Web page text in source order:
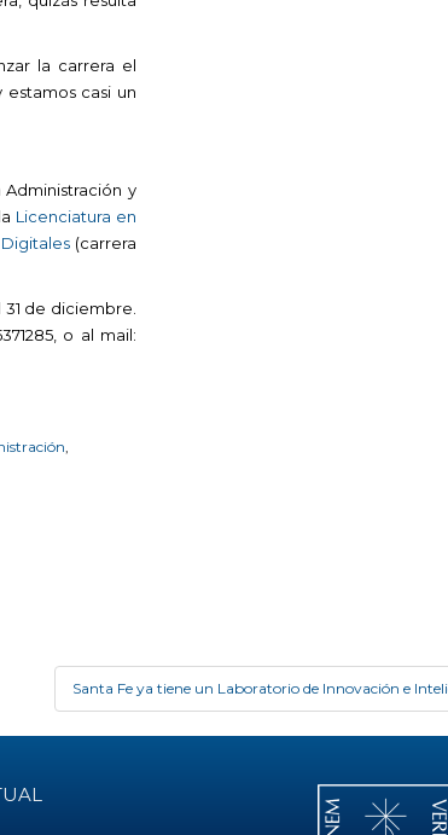
la carrera el
casi un
y
Licenciatura en
(carrera
de diciembre.
o al mail:
Santa Fe ya tiene un Laboratorio de Innovación e